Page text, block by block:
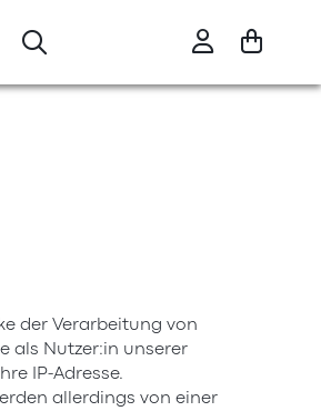
der Verarbeitung von
als Nutzer:in unserer
IP-Adresse.
allerdings von einer